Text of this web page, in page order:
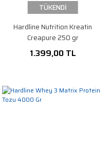
TÜKENDİ
Hardline Nutrition Kreatin
Creapure 250 gr
1.399,00 TL